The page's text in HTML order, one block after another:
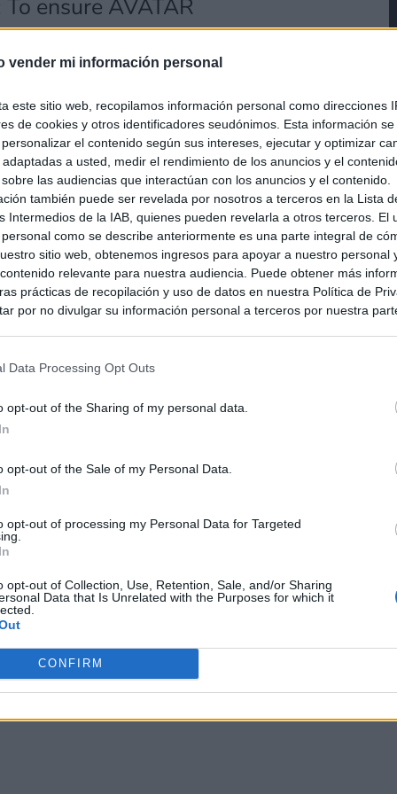
vender mi información personal
este sitio web, recopilamos información personal como direcciones
de cookies y otros identificadores seudónimos. Esta información
el contenido según sus intereses, ejecutar y optimizar
adaptadas a usted, medir el rendimiento de los anuncios y el
las audiencias que interactúan con los anuncios y el contenido.
también puede ser revelada por nosotros a terceros en la Lista
Intermedios de la IAB, quienes pueden revelarla a otros terceros. El
como se describe anteriormente es una parte integral de
sitio web, obtenemos ingresos para apoyar a nuestro personal
relevante para nuestra audiencia. Puede obtener más
prácticas de recopilación y uso de datos en nuestra Política de
por no divulgar su información personal a terceros por nuestra
en la información personal utilizada por nosotros o en
por no participar en la divulgación adicional de su información
en la Lista de participantes intermedios de la IAB.
Data Processing Opt Outs
opt-out of the Sharing of my personal data.
opt-out of the Sale of my Personal Data.
opt-out of processing my Personal Data for Targeted
opt-out of Collection, Use, Retention, Sale, and/or Sharing
Data that Is Unrelated with the Purposes for which it
CONFIRM
ensure AVATAR
delivers the best
we wanted to let you
extra time to cook up an
including brand new
Game
2026
todas las plataformas el próximo 23 de julio,
Eso sí, contando con una beta antes de
2 al 5 de julio los usuarios de Steam, PlayStation 5 y
acceder a esta prueba para comprobar las